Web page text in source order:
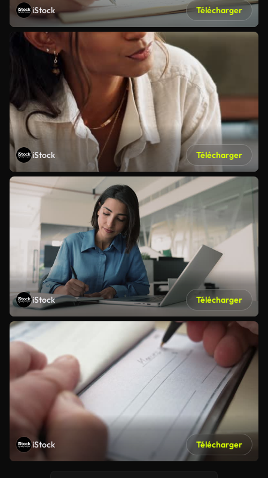
iStock Télécharger
iStock Télécharger
iStock Télécharger
iStock Télécharger